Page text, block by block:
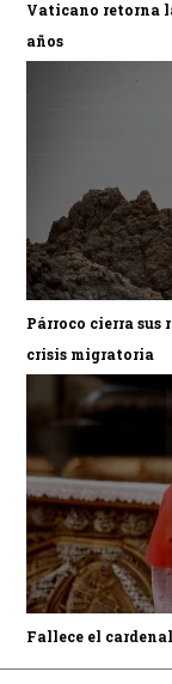
Vaticano retorna
años
Párroco cierra sus
crisis migratoria
Fallece el